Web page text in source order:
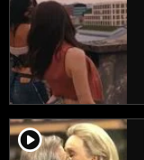
player2